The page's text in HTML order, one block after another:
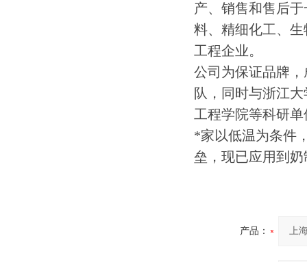
产、销售和售后
料、精细化工、
工程企业。
公司为保证品牌
队，同时与浙江
工程学院等科研
*家以低温为条件
垒，现已应用到
产品：